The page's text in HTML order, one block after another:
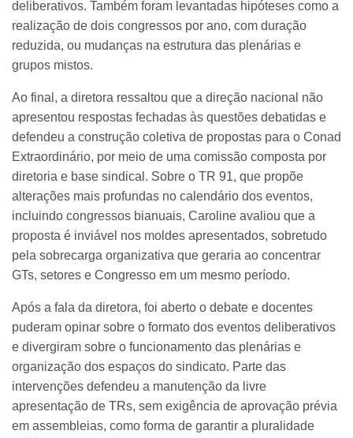
deliberativos. Também foram levantadas hipóteses como a
realização de dois congressos por ano, com duração
reduzida, ou mudanças na estrutura das plenárias e
grupos mistos.
Ao final, a diretora ressaltou que a direção nacional não
apresentou respostas fechadas às questões debatidas e
defendeu a construção coletiva de propostas para o Conad
Extraordinário, por meio de uma comissão composta por
diretoria e base sindical. Sobre o TR 91, que propõe
alterações mais profundas no calendário dos eventos,
incluindo congressos bianuais, Caroline avaliou que a
proposta é inviável nos moldes apresentados, sobretudo
pela sobrecarga organizativa que geraria ao concentrar
GTs, setores e Congresso em um mesmo período.
Após a fala da diretora, foi aberto o debate e docentes
puderam opinar sobre o formato dos eventos deliberativos
e divergiram sobre o funcionamento das plenárias e
organização dos espaços do sindicato. Parte das
intervenções defendeu a manutenção da livre
apresentação de TRs, sem exigência de aprovação prévia
em assembleias, como forma de garantir a pluralidade